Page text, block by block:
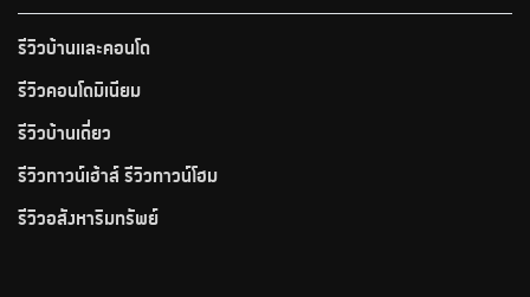
รีวิวบ้านและคอนโด
รีวิวคอนโดมิเนียม
รีวิวบ้านเดี่ยว
รีวิวทาวน์เฮ้าส์ รีวิวทาวน์โฮม
รีวิวอสังหาริมทรัพย์